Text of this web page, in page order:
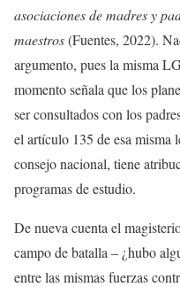
asociaciones de madres y
maestros(Fuentes, 2022).
argumento, pues la misma
momento señala que los
ser consultados con los
el artículo 135 de esa misma
consejo nacional, tiene
programas de estudio.
De nueva cuenta el
campo de batalla – ¿hubo
entre las mismas fuerzas